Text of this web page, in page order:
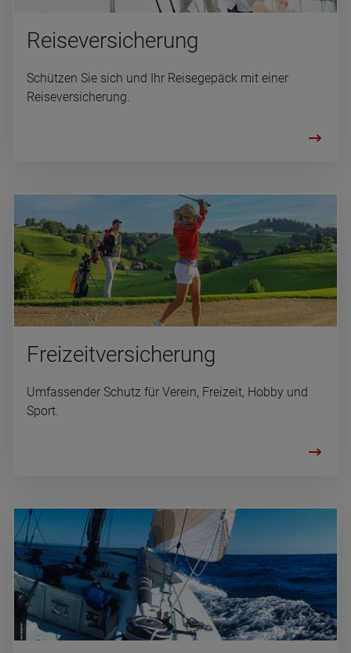
Rei­se­ver­si­che­rung
Schützen Sie sich und Ihr Reisegepäck mit einer
Reiseversicherung.
Frei­zeit­ver­si­che­rung
Umfassender Schutz für Verein, Freizeit, Hobby und
Sport.